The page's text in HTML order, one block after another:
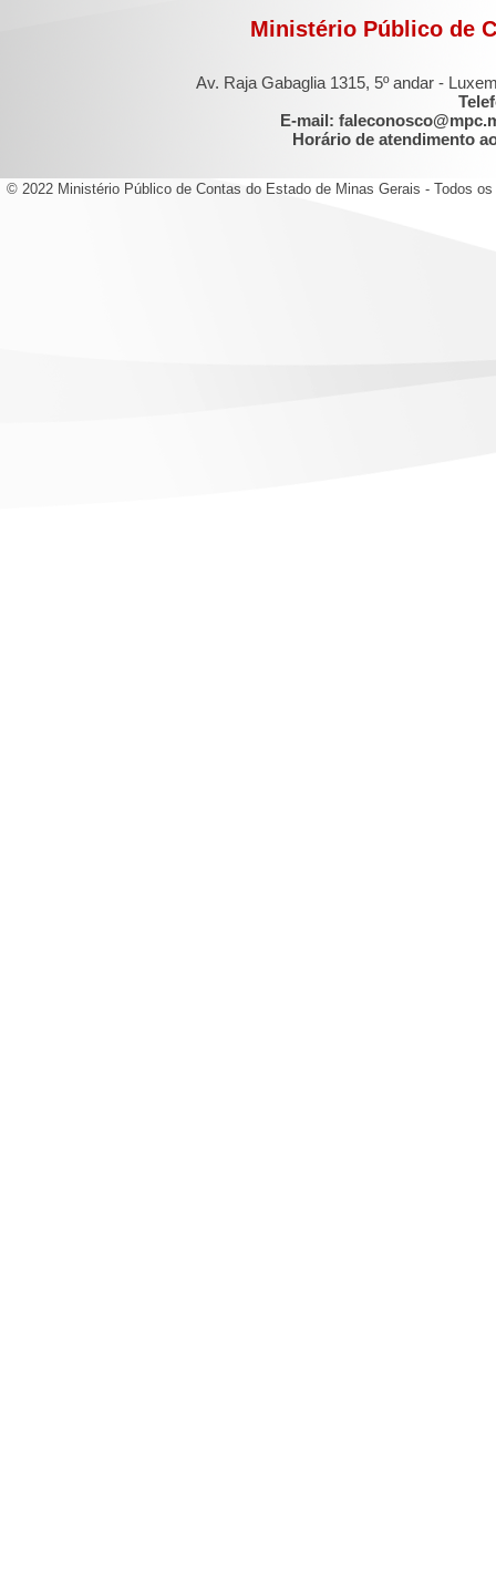
Ministério Público de
Av. Raja Gabaglia 1315, 5º andar -
E-mail:
Horário de atendimento
© 2022 Ministério Público de Contas do Estado de Minas Gerais - Todos